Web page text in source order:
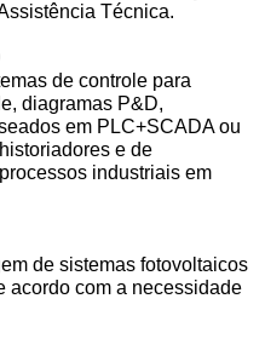
Técnica.
de controle para
diagramas P&D,
em PLC+SCADA ou
e de
industriais em
de sistemas fotovoltaicos
acordo com a necessidade